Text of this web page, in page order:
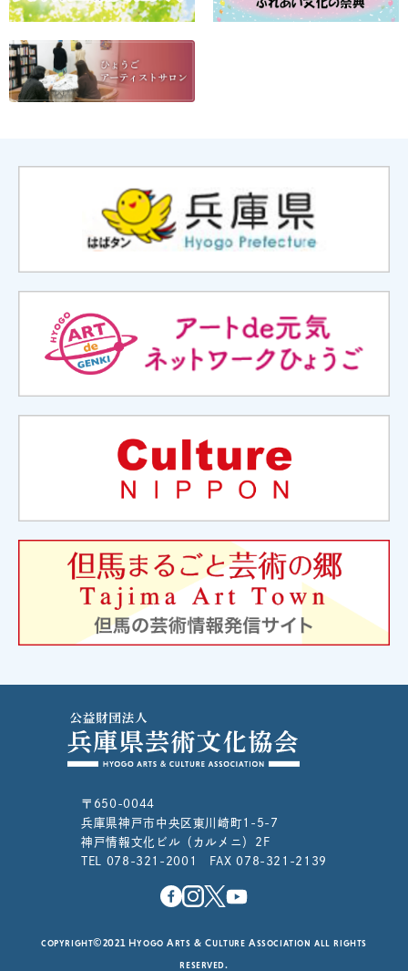
〒650-0044
兵庫県神戸市中央区東川崎町1-5-7
神戸情報文化ビル（カルメニ）2F
TEL 078-321-2001 FAX 078-321-2139
copyright©2021 Hyogo Arts & Culture Association all rights
reserved.